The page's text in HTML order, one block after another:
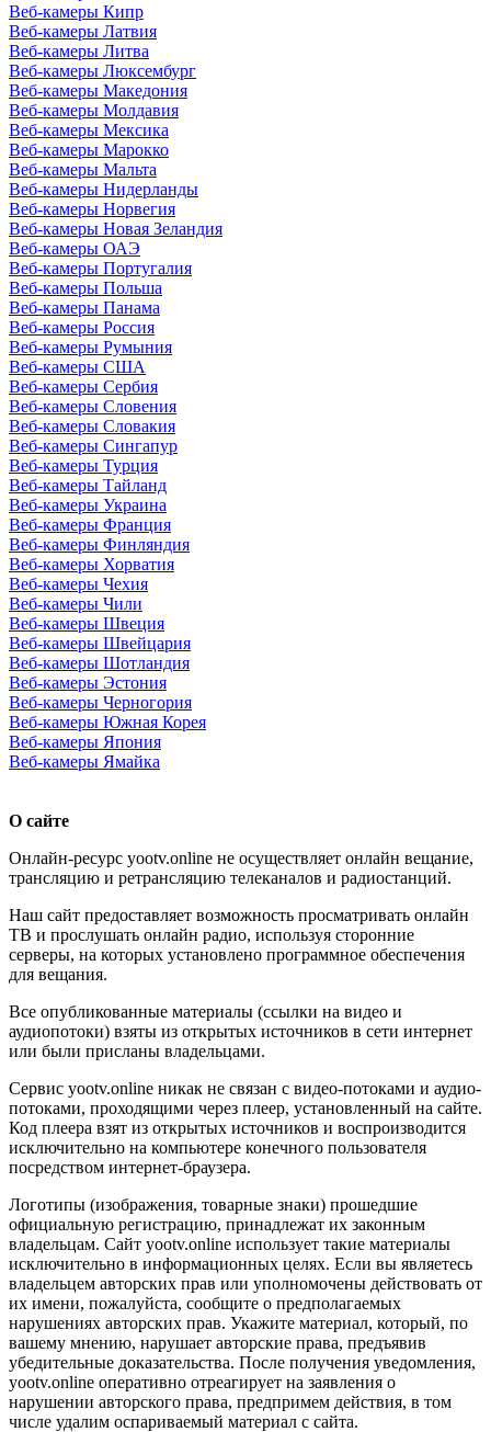
Веб-камеры Кипр
Веб-камеры Латвия
Веб-камеры Литва
Веб-камеры Люксембург
Веб-камеры Македония
Веб-камеры Молдавия
Веб-камеры Мексика
Веб-камеры Марокко
Веб-камеры Мальта
Веб-камеры Нидерланды
Веб-камеры Норвегия
Веб-камеры Новая Зеландия
Веб-камеры ОАЭ
Веб-камеры Португалия
Веб-камеры Польша
Веб-камеры Панама
Веб-камеры Россия
Веб-камеры Румыния
Веб-камеры США
Веб-камеры Сербия
Веб-камеры Словения
Веб-камеры Словакия
Веб-камеры Сингапур
Веб-камеры Турция
Веб-камеры Тайланд
Веб-камеры Украина
Веб-камеры Франция
Веб-камеры Финляндия
Веб-камеры Хорватия
Веб-камеры Чехия
Веб-камеры Чили
Веб-камеры Швеция
Веб-камеры Швейцария
Веб-камеры Шотландия
Веб-камеры Эстония
Веб-камеры Черногория
Веб-камеры Южная Корея
Веб-камеры Япония
Веб-камеры Ямайка
О сайте
Онлайн-ресурс yootv.online не осуществляет онлайн вещание,
трансляцию и ретрансляцию телеканалов и радиостанций.
Наш сайт предоставляет возможность просматривать онлайн
ТВ и прослушать онлайн радио, используя сторонние
серверы, на которых установлено программное обеспечения
для вещания.
Все опубликованные материалы (ссылки на видео и
аудиопотоки) взяты из открытых источников в сети интернет
или были присланы владельцами.
Сервис yootv.online никак не связан с видео-потоками и аудио-
потоками, проходящими через плеер, установленный на сайте.
Код плеера взят из открытых источников и воспроизводится
исключительно на компьютере конечного пользователя
посредством интернет-браузера.
Логотипы (изображения, товарные знаки) прошедшие
официальную регистрацию, принадлежат их законным
владельцам. Сайт yootv.online использует такие материалы
исключительно в информационных целях. Если вы являетесь
владельцем авторских прав или уполномочены действовать от
их имени, пожалуйста, сообщите о предполагаемых
нарушениях авторских прав. Укажите материал, который, по
вашему мнению, нарушает авторские права, предъявив
убедительные доказательства. После получения уведомления,
yootv.online оперативно отреагирует на заявления о
нарушении авторского права, предпримем действия, в том
числе удалим оспариваемый материал с сайта.